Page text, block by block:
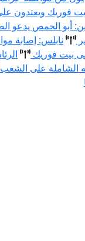
فوريك ويعتدون
أبو الحمص يدعو
نابلس: إصابة
بيت فوريك
الشاملة على